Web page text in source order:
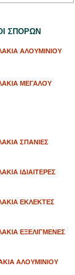
ΣΠΟΡΩΝ
ΑΛΟΥΜΙΝΙΟΥ
ΜΕΓΑΛΟΥ
ΣΠΑΝΙΕΣ
ΙΔΙΑΙΤΕΡΕΣ
ΕΚΛΕΚΤΕΣ
ΕΞΕΛΙΓΜΕΝΕΣ
ΑΛΟΥΜΙΝΙΟΥ